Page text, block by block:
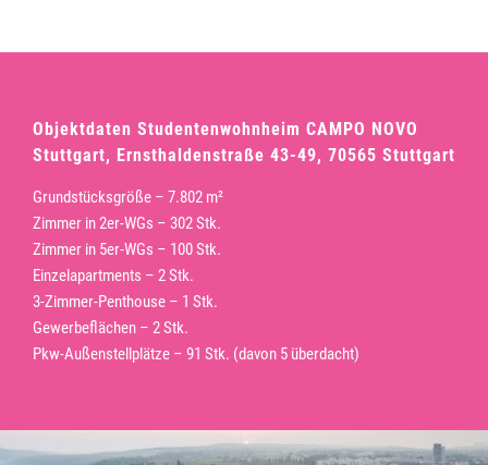
Objektdaten Studentenwohnheim CAMPO NOVO
Stuttgart, Ernsthaldenstraße 43-49, 70565 Stuttgart
Grundstücks­größe – 7.802 m²
Zimmer in 2er-WGs – 302 Stk.
Zimmer in 5er-WGs – 100 Stk.
Einzelapartments – 2 Stk.
3-Zimmer-Penthouse – 1 Stk.
Gewerbeflächen – 2 Stk.
Pkw-Außenstellplätze – 91 Stk. (davon 5 überdacht)